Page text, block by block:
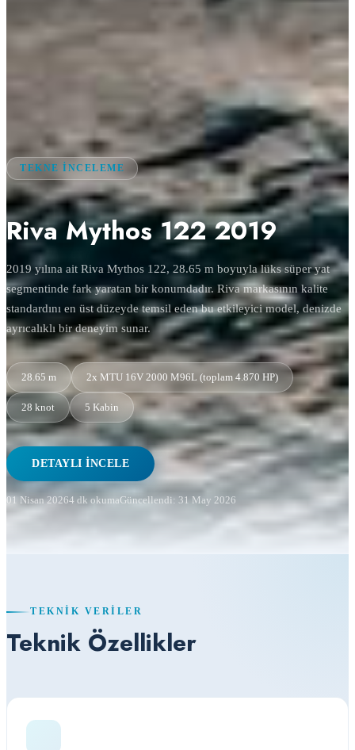
TEKNE İNCELEME
Riva Mythos 122 2019
2019 yılına ait Riva Mythos 122, 28.65 m boyuyla lüks süper yat
segmentinde fark yaratan bir konumdadır. Riva markasının kalite
standardını en üst düzeyde temsil eden bu etkileyici model, denizde
ayrıcalıklı bir deneyim sunar.
28.65 m 2x MTU 16V 2000 M96L (toplam 4.870 HP)
28 knot 5 Kabin
DETAYLI İNCELE
01 Nisan 20264 dk okumaGüncellendi: 31 May 2026
TEKNIK VERILER
Teknik Özellikler